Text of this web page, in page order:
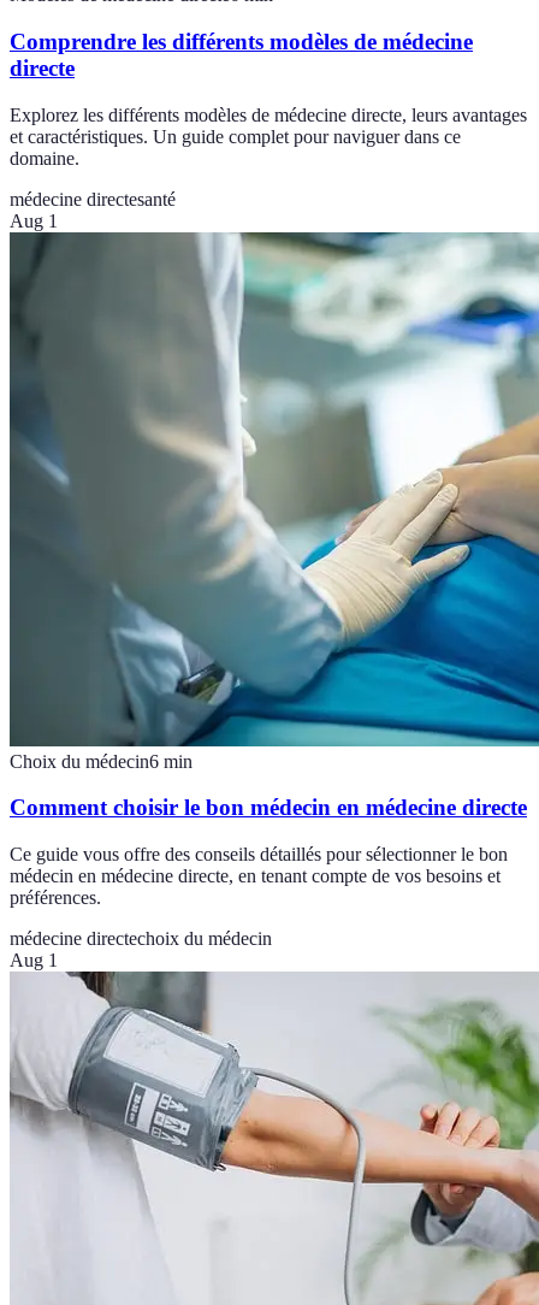
Comprendre les différents modèles de médecine
directe
Explorez les différents modèles de médecine directe, leurs avantages
et caractéristiques. Un guide complet pour naviguer dans ce
domaine.
médecine directesanté
Aug 1
Choix du médecin6 min
Comment choisir le bon médecin en médecine directe
Ce guide vous offre des conseils détaillés pour sélectionner le bon
médecin en médecine directe, en tenant compte de vos besoins et
préférences.
médecine directechoix du médecin
Aug 1